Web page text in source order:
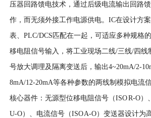
压器回路馈电技术，通过后级电流输出回路
作，而无须外接工作电源供电。IC在设计方
表、PLC/DCS匹配在一起，可适应多种规格
移电阻信号输入，将工业现场二线/三线/四线
号放大调理及隔离变送后，输出4~20mA/2-
8mA/12-20mA等各种参数的两线制模拟电流
核心器件：无源型位移电阻信号（ISO R-O）
U-O）、电流信号（ISO A-O）变送器设计为